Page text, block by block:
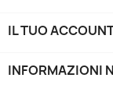
IL TUO
INFORMAZIONI